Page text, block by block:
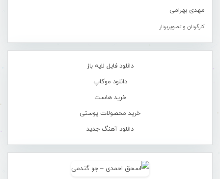
مهدی بهرامی
کارگردان و تصویربردار
دانلود فایل لایه باز
دانلود موکاپ
خرید هاست
خرید محصولات پوستی
دانلود آهنگ جدید